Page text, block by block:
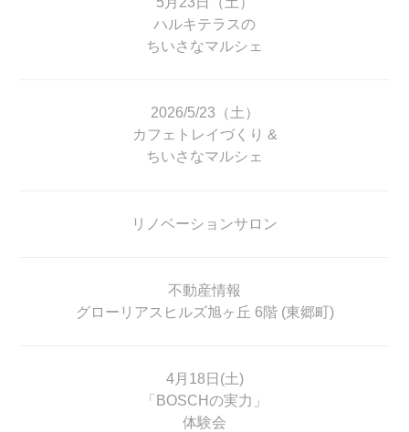
ハルキテラスの
ちいさなマルシェ
2026/5/23（土）
カフェトレイづくり &
ちいさなマルシェ
リノベーションサロン
不動産情報
グローリアスヒルズ旭ヶ丘 6階 (東郷町)
4月18日(土)
「BOSCHの実力」
体験会